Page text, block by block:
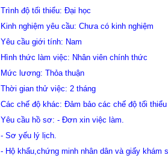
Trình độ tối thiểu: Đại học
Kinh nghiệm yêu cầu: Chưa có kinh nghiệm
Yêu cầu giới tính: Nam
Hình thức làm việc: Nhân viên chính thức
Mức lương: Thỏa thuận
Thời gian thử việc: 2 tháng
Các chế độ khác: Đảm bảo các chế độ tối
Yêu cầu hồ sơ: - Đơn xin việc làm.
- Sơ yếu lý lịch.
- Hộ khẩu,chứng minh nhân dân và giấy khám